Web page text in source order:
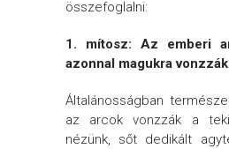
összefoglalni:
1. mítosz: Az emberi
azonnal magukra
Általánosságban
az arcok vonzzák a
nézünk, sőt dedikált